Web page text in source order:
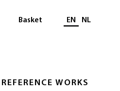
REFERENCE WORKS
Basket Select language
EN NL